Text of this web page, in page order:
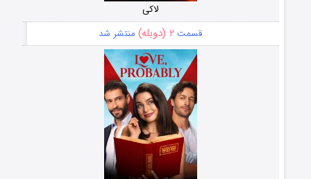
لاکی
قسمت ۲ (دوبله) منتشر شد